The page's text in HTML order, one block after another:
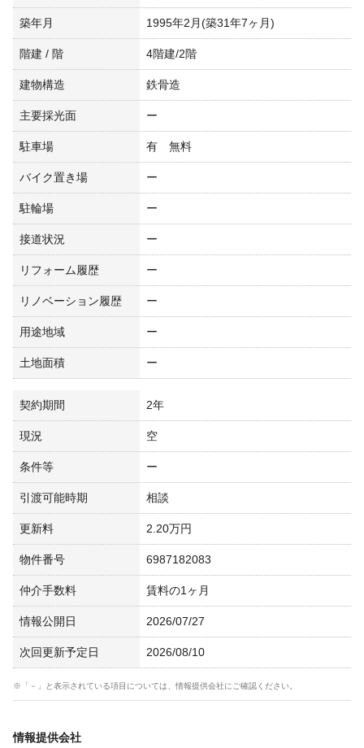
築年月 1995年2月(築31年7ヶ月)
階建 / 階 4階建/2階
建物構造 鉄骨造
主要採光面 ー
駐車場 有 無料
バイク置き場 ー
駐輪場 ー
接道状況 ー
リフォーム履歴 ー
リノベーション履歴 ー
用途地域 ー
土地面積 ー
契約期間 2年
現況 空
条件等 ー
引渡可能時期 相談
更新料 2.20万円
物件番号 6987182083
仲介手数料 賃料の1ヶ月
情報公開日 2026/07/27
次回更新予定日 2026/08/10
※「－」と表示されている項目については、情報提供会社にご確認ください。
情報提供会社